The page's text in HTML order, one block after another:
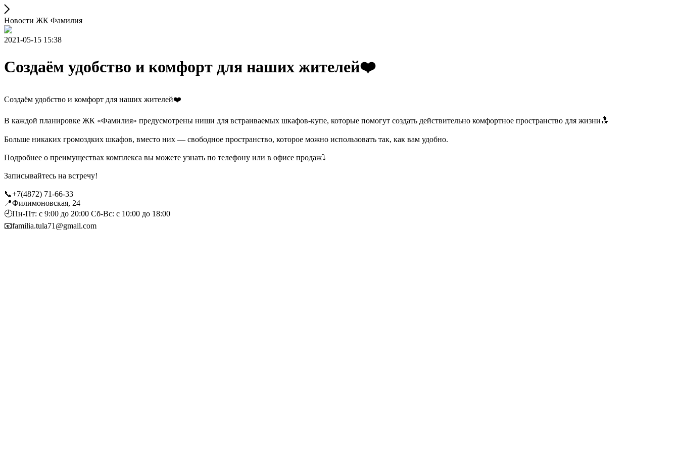
Новости ЖК Фамилия
2021-05-15 15:38
Создаём удобство и комфорт для наших жителей❤️
Создаём удобство и комфорт для наших жителей❤️
В каждой планировке ЖК «Фамилия» предусмотрены ниши для встраиваемых шкафов-купе, которые помогут создать действительно комфортное пространство для жизни🔝
Больше никаких громоздких шкафов, вместо них — свободное пространство, которое можно использовать так, как вам удобно.
Подробнее о преимуществах комплекса вы можете узнать по телефону или в офисе продаж⤵️
Записывайтесь на встречу!
📞+7(4872) 71-66-33
📍Филимоновская, 24
🕘Пн-Пт: с 9:00 до 20:00 Сб-Вс: с 10:00 до 18:00
📧familia.tula71@gmail.com